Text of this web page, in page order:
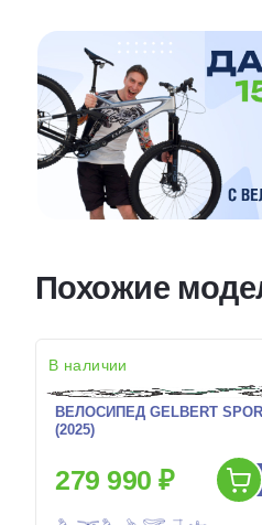
Похожие
В наличии
ВЕЛОСИПЕД GELBERT
(2025)
279 990 ₽